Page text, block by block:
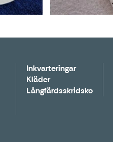
Inkvarteringar
Kläder
Långfärdsskridsko